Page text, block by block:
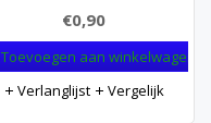
€0,90
Toevoegen aan winkelwagen
Verlanglijst
Vergelijk